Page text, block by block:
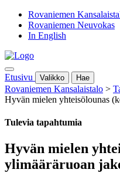
Rovaniemen
Rovaniemen Neuvokas
In English
Etusivu Valikko Hae
Rovaniemen Kansalaistalo >
Hyvän mielen yhteisölounas
Tulevia tapahtumia
Hyvän mielen
ylimääräruoan